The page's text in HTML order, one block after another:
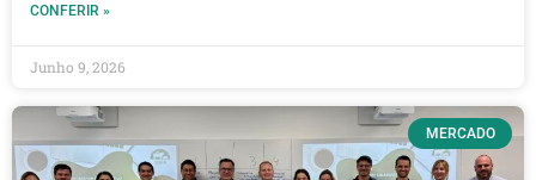
CONFERIR »
Junho 9, 2026
MERCADO